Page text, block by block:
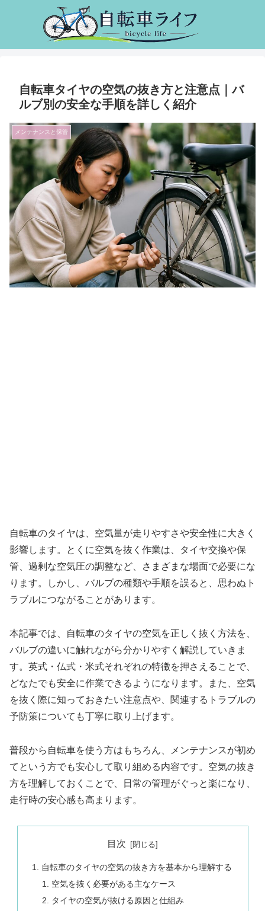
自転車タイヤの空気の抜き方と注意点｜バ
ルブ別の安全な手順を詳しく紹介
メンテナンスと保管
自転車のタイヤは、空気量が走りやすさや安全性に大きく
影響します。とくに空気を抜く作業は、タイヤ交換や保
管、過剰な空気圧の調整など、さまざまな場面で必要にな
ります。しかし、バルブの種類や手順を誤ると、思わぬト
ラブルにつながることがあります。
本記事では、自転車のタイヤの空気を正しく抜く方法を、
バルブの違いに触れながら分かりやすく解説していきま
す。英式・仏式・米式それぞれの特徴を押さえることで、
どなたでも安全に作業できるようになります。また、空気
を抜く際に知っておきたい注意点や、関連するトラブルの
予防策についても丁寧に取り上げます。
普段から自転車を使う方はもちろん、メンテナンスが初め
てという方でも安心して取り組める内容です。空気の抜き
方を理解しておくことで、日常の管理がぐっと楽になり、
走行時の安心感も高まります。
目次
自転車のタイヤの空気の抜き方を基本から理解する
空気を抜く必要がある主なケース
タイヤの空気が抜ける原因と仕組み